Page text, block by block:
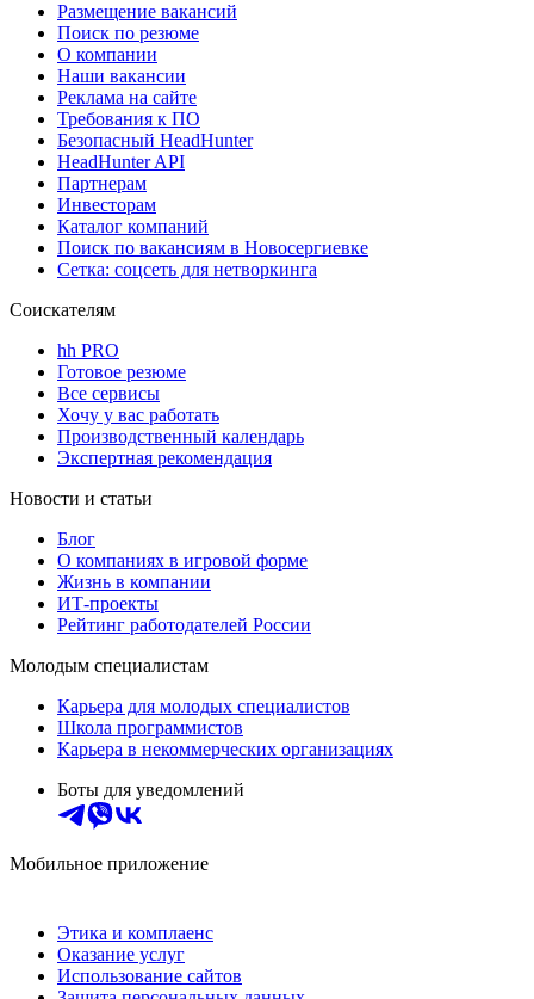
Размещение вакансий
Поиск по резюме
О компании
Наши вакансии
Реклама на сайте
Требования к ПО
Безопасный HeadHunter
HeadHunter API
Партнерам
Инвесторам
Каталог компаний
Поиск по вакансиям в Новосергиевке
Сетка: соцсеть для нетворкинга
Соискателям
hh PRO
Готовое резюме
Все сервисы
Хочу у вас работать
Производственный календарь
Экспертная рекомендация
Новости и статьи
Блог
О компаниях в игровой форме
Жизнь в компании
ИТ-проекты
Рейтинг работодателей России
Молодым специалистам
Карьера для молодых специалистов
Школа программистов
Карьера в некоммерческих организациях
Боты для уведомлений
Мобильное приложение
Этика и комплаенс
Оказание услуг
Использование сайтов